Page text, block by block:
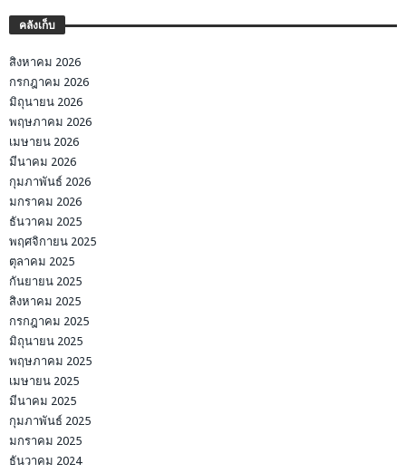
คลังเก็บ
สิงหาคม 2026
กรกฎาคม 2026
มิถุนายน 2026
พฤษภาคม 2026
เมษายน 2026
มีนาคม 2026
กุมภาพันธ์ 2026
มกราคม 2026
ธันวาคม 2025
พฤศจิกายน 2025
ตุลาคม 2025
กันยายน 2025
สิงหาคม 2025
กรกฎาคม 2025
มิถุนายน 2025
พฤษภาคม 2025
เมษายน 2025
มีนาคม 2025
กุมภาพันธ์ 2025
มกราคม 2025
ธันวาคม 2024